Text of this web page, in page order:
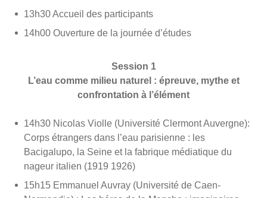
13h30 Accueil des participants
14h00 Ouverture de la journée d’études
Session 1
L’eau comme milieu naturel : épreuve, mythe et
confrontation à l’élément
14h30 Nicolas Violle (Université Clermont Auvergne):
Corps étrangers dans l’eau parisienne : les
Bacigalupo, la Seine et la fabrique médiatique du
nageur italien (1919 1926)
15h15 Emmanuel Auvray (Université de Caen-